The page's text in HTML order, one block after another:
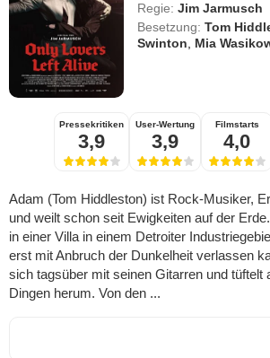
Regie: Jim Jarmusch
Besetzung: Tom
Swinton, Mia
Pressekritiken
3,9
User-Wertung
3,9
Filmstarts
4,0
Adam (Tom Hiddleston) ist Rock-Musiker,
und weilt schon seit Ewigkeiten auf der
in einer Villa in einem Detroiter
erst mit Anbruch der Dunkelheit verlassen
sich tagsüber mit seinen Gitarren und tüftelt
Dingen herum. Von den ...